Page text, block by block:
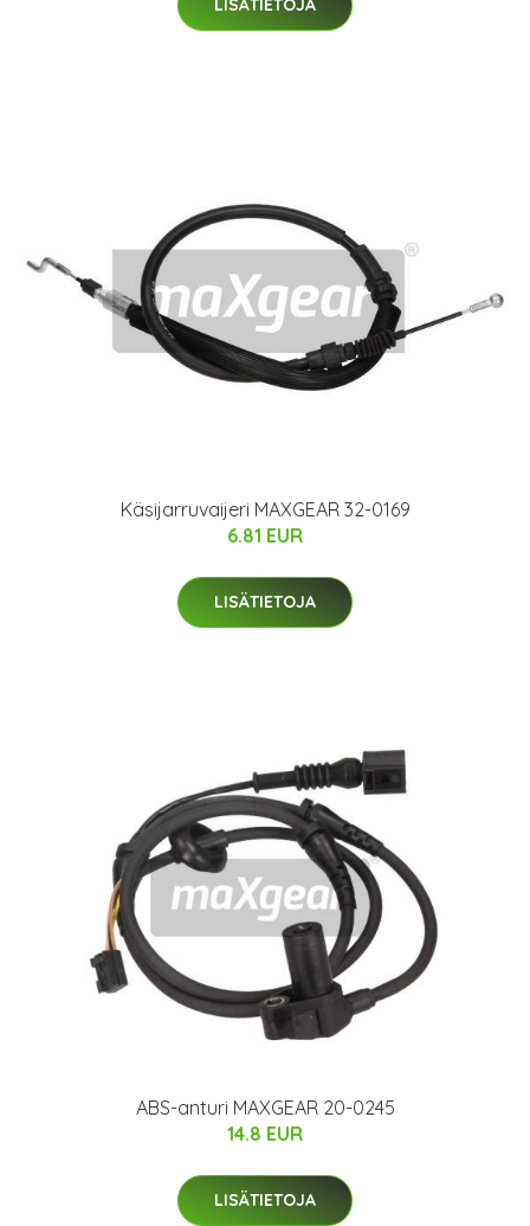
LISÄTIETOJA
Käsijarruvaijeri MAXGEAR 32-0169
6.81 EUR
LISÄTIETOJA
ABS-anturi MAXGEAR 20-0245
14.8 EUR
LISÄTIETOJA